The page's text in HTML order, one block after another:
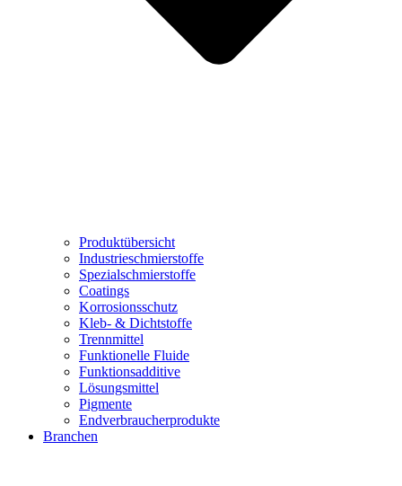
Produktübersicht
Industrieschmierstoffe
Spezialschmierstoffe
Coatings
Korrosionsschutz
Kleb- & Dichtstoffe
Trennmittel
Funktionelle Fluide
Funktionsadditive
Lösungsmittel
Pigmente
Endverbraucherprodukte
Branchen